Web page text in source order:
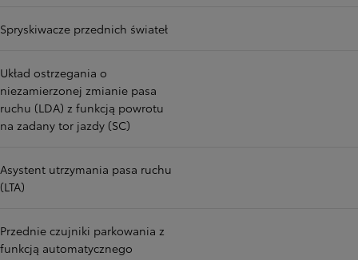
Spryskiwacze przednich świateł
Układ ostrzegania o
niezamierzonej zmianie pasa
ruchu (LDA) z funkcją powrotu
na zadany tor jazdy (SC)
Asystent utrzymania pasa ruchu
(LTA)
Przednie czujniki parkowania z
funkcją automatycznego